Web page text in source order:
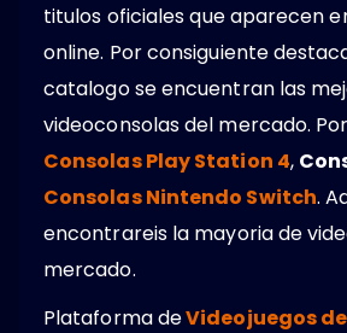
titulos oficiales que aparecen
online. Por consiguiente
catalogo se encuentran las
videoconsolas del mercado.
Consolas Play Station 4,
Consolas Nintendo Switch.
encontrareis la mayoria de
mercado.
Plataforma deVideojuegos